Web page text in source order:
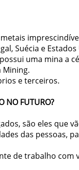
Suécia e Estados
uma mina a
Mining.
e terceiros.
NO FUTURO?
são eles que
das pessoas,
de trabalho com